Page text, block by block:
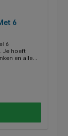
6
6
Je hoeft
en alle